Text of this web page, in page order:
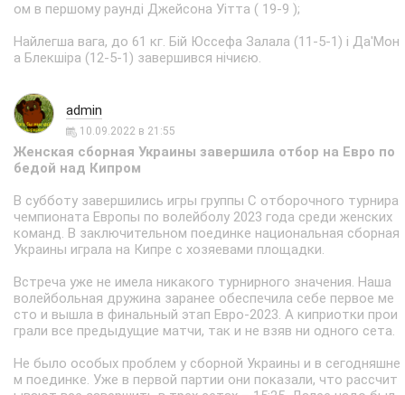
ом в першому раунді Джейсона Уітта ( 19-9 );
Найлегша вага, до 61 кг. Бій Юссефа Залала (11-5-1) і Да'Мон
а Блекшіра (12-5-1) завершився нічиєю.
admin
10.09.2022 в 21:55
Женская сборная Украины завершила отбор на Евро по
бедой над Кипром
В субботу завершились игры группы С отборочного турнира
чемпионата Европы по волейболу 2023 года среди женских
команд. В заключительном поединке национальная сборная
Украины играла на Кипре с хозяевами площадки.
Встреча уже не имела никакого турнирного значения. Наша
волейбольная дружина заранее обеспечила себе первое ме
сто и вышла в финальный этап Евро-2023. А киприотки прои
грали все предыдущие матчи, так и не взяв ни одного сета.
Не было особых проблем у сборной Украины и в сегодняшне
м поединке. Уже в первой партии они показали, что рассчит